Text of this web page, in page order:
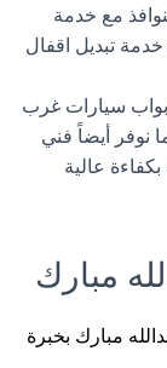
مع خدمة
تبديل اقفال
سيارات غرب
نوفر أيضاً فني
عالية
مبارك
مبارك بخبرة